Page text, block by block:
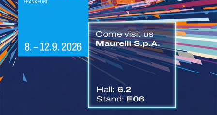
condivisa di offrire camion autonomi pronti per la
produzione di serie entro il 2027 è un obiettivo ambizioso
che, se raggiunto, cambierà radicalmente il panorama
del trasporto su strada, rendendo la guida autonoma una
realtà quotidiana.
Questo audace passo nel futuro dei trasporti potrebbe
non solo migliorare l’efficienza e la sicurezza delle
operazioni di trasporto merci, ma potrebbe anche definire